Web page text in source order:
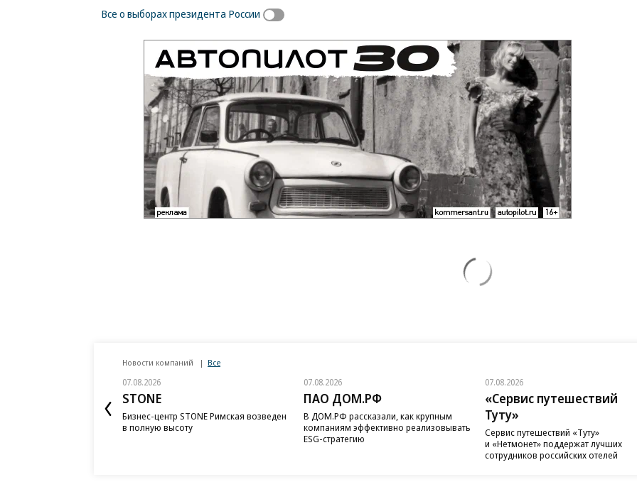
Все о выборах президента России
Новости компаний Все
07.08.2026
STONE
Бизнес-центр STONE Римская возведен
в полную высоту
07.08.2026
ПАО ДОМ.РФ
В ДОМ.РФ рассказали, как крупным
компаниям эффективно реализовывать
ESG-стратегию
07.08.2026
«Сервис путешествий
Туту»
Сервис путешествий «Туту»
и «Нетмонет» поддержат лучших
сотрудников российских отелей